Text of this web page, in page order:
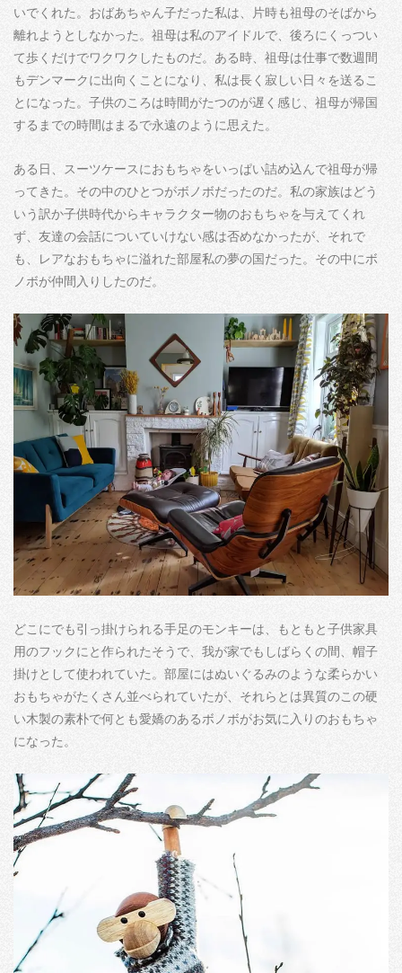
いでくれた。おばあちゃん子だった私は、片時も祖母のそばから
離れようとしなかった。祖母は私のアイドルで、後ろにくっつい
て歩くだけでワクワクしたものだ。ある時、祖母は仕事で数週間
もデンマークに出向くことになり、私は長く寂しい日々を送るこ
とになった。子供のころは時間がたつのが遅く感じ、祖母が帰国
するまでの時間はまるで永遠のように思えた。
ある日、スーツケースにおもちゃをいっぱい詰め込んで祖母が帰
ってきた。その中のひとつがボノボだったのだ。私の家族はどう
いう訳か子供時代からキャラクター物のおもちゃを与えてくれ
ず、友達の会話についていけない感は否めなかったが、それで
も、レアなおもちゃに溢れた部屋私の夢の国だった。その中にボ
ノボが仲間入りしたのだ。
どこにでも引っ掛けられる手足のモンキーは、もともと子供家具
用のフックにと作られたそうで、我が家でもしばらくの間、帽子
掛けとして使われていた。部屋にはぬいぐるみのような柔らかい
おもちゃがたくさん並べられていたが、それらとは異質のこの硬
い木製の素朴で何とも愛嬌のあるボノボがお気に入りのおもちゃ
になった。